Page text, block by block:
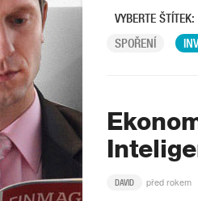
VYBERTE ŠTÍTEK:
SPOŘENÍ
DAVID před rokem